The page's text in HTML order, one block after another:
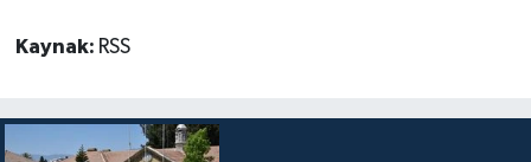
Kaynak: RSS